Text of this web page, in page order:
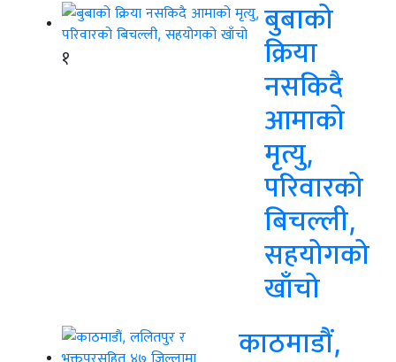
१
बुबाको
क्रिया
नसकिदै
आमाको
मृत्यु,
परिवारको
बिचल्ली,
सहयोगको
खाँचो
काठमाडौं,